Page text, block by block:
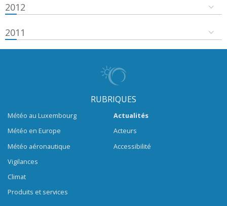
2012
2011
RUBRIQUES
Météo au Luxembourg
Météo en Europe
Météo aéronautique
Vigilances
Climat
Produits et services
Actualités
Acteurs
Accessibilité